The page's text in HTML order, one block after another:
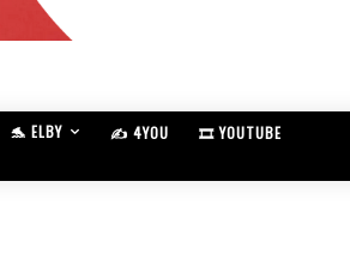
🐬 ELBY ✍️ 4YOU
🎞️ YOUTUBE